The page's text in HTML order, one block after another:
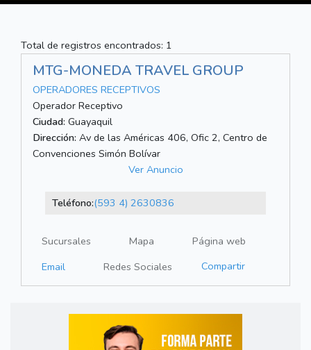
Total de registros encontrados: 1
MTG-MONEDA TRAVEL GROUP
OPERADORES RECEPTIVOS
Operador Receptivo
Ciudad: Guayaquil
Dirección: Av de las Américas 406, Ofic 2, Centro de
Convenciones Simón Bolívar
Ver Anuncio
Teléfono:(593 4) 2630836
Sucursales Mapa
Página web
Email
Redes Sociales Compartir